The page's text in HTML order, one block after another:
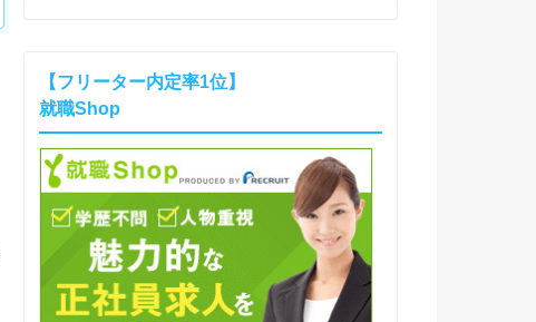
【フリーター内定率1位】
就職Shop